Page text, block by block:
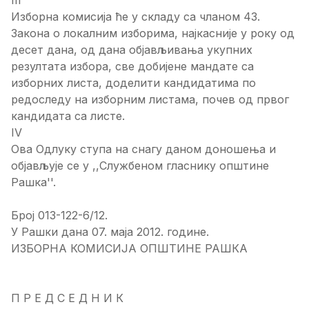
Изборна комисија ће у складу са чланом 43.
Закона о локалним изборима, најкасније у року од
десет дана, од дана објављивања укупних
резултата избора, све добијене мандате са
изборних листа, доделити кандидатима по
редоследу на изборним листама, почев од првог
кандидата са листе.
IV
Ова Одлуку ступа на снагу даном доношења и
објављује се у ,,Службеном гласнику општине
Рашка''.
Број 013-122-6/12.
У Рашки дана 07. маја 2012. године.
ИЗБОРНА КОМИСИЈА ОПШТИНЕ РАШКА
П Р Е Д С Е Д Н И К